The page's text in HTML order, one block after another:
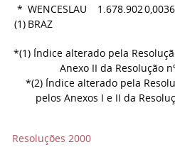
*
(1)
WENCESLAU
BRAZ
1.678.902
*(1) Índice alterado pela
Anexo II da Resolução
*(2) Índice alterado pela
pelos Anexos I e II da
Resoluções 2000